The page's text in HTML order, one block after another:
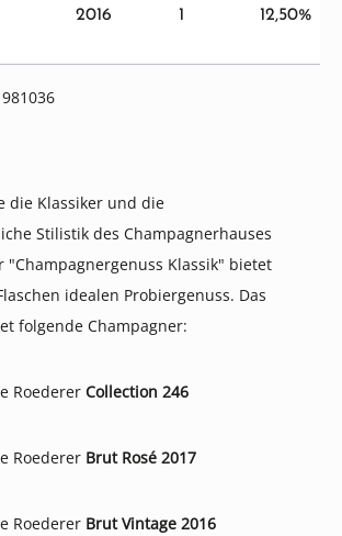
2016 1 12,50%
981036
die Klassiker und die
Stilistik des Champagnerhauses
"Champagnergenuss Klassik" bietet
idealen Probiergenuss. Das
folgende Champagner:
Roederer Collection 246
Roederer Brut Rosé 2017
Roederer Brut Vintage 2016